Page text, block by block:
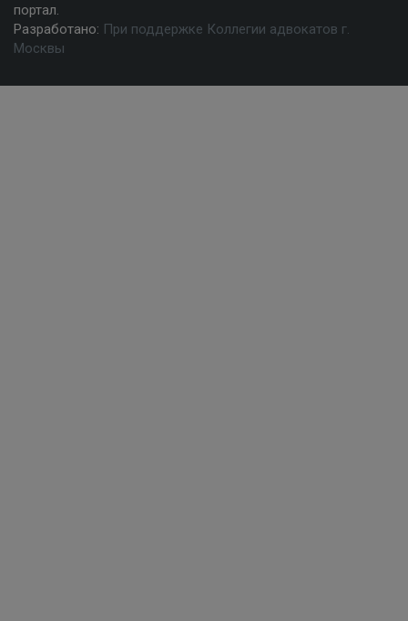
портал.
Разработано: При поддержке Коллегии адвокатов г.
Москвы